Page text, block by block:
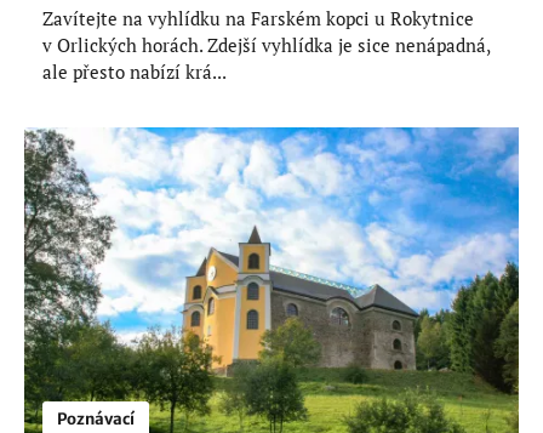
Zavítejte na vyhlídku na Farském kopci u Rokytnice
v Orlických horách. Zdejší vyhlídka je sice nenápadná,
ale přesto nabízí krá...
Poznávací